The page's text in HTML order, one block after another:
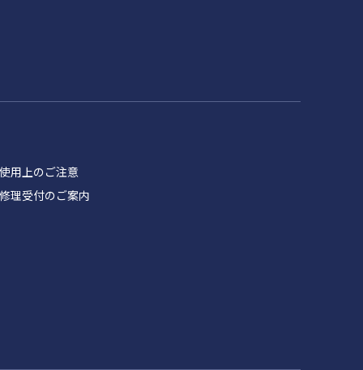
用上のご注意
理受付のご案内